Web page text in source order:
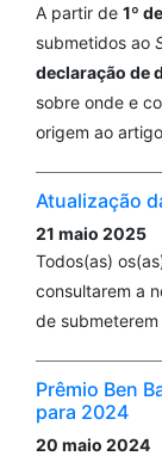
A partir de 1º
submetidos ao
declaração de
sobre onde e
origem ao
Atualização
21 maio 2025
Todos(as)
consultarem a
de
Prêmio Ben
para 2024
20 maio 2024